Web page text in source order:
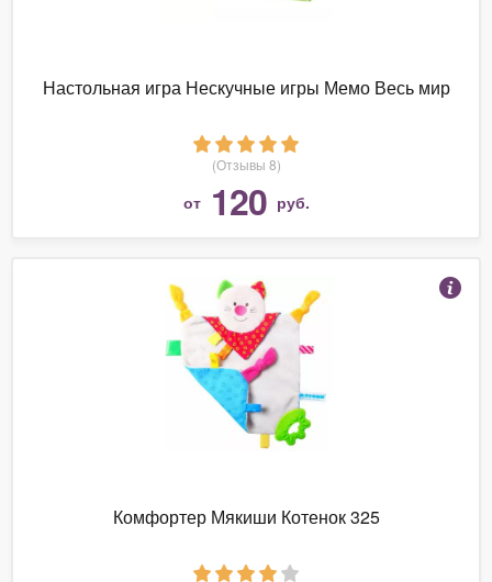
Настольная игра Нескучные игры Мемо Весь мир
(Отзывы 8)
от 120 руб.
Комфортер Мякиши Котенок 325